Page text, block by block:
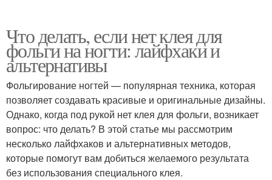
Что делать, если нет клея для
фольги на ногти: лайфхаки и
альтернативы
Фольгирование ногтей — популярная техника, которая
позволяет создавать красивые и оригинальные дизайны.
Однако, когда под рукой нет клея для фольги, возникает
вопрос: что делать? В этой статье мы рассмотрим
несколько лайфхаков и альтернативных методов,
которые помогут вам добиться желаемого результата
без использования специального клея.